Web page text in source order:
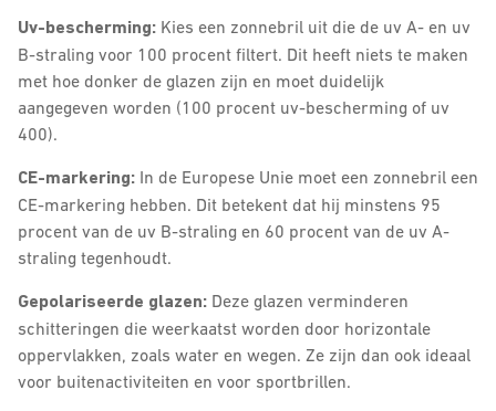
Uv-bescherming: Kies een zonnebril uit die de uv A- en uv
B-straling voor 100 procent filtert. Dit heeft niets te maken
met hoe donker de glazen zijn en moet duidelijk
aangegeven worden (100 procent uv-bescherming of uv
400).
CE-markering: In de Europese Unie moet een zonnebril een
CE-markering hebben. Dit betekent dat hij minstens 95
procent van de uv B-straling en 60 procent van de uv A-
straling tegenhoudt.
Gepolariseerde glazen: Deze glazen verminderen
schitteringen die weerkaatst worden door horizontale
oppervlakken, zoals water en wegen. Ze zijn dan ook ideaal
voor buitenactiviteiten en voor sportbrillen.